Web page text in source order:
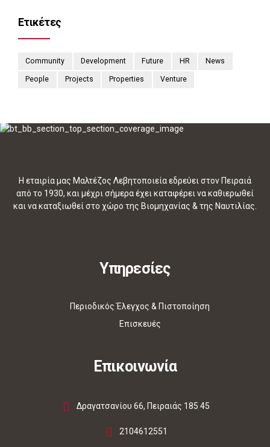
Ετικέτες
Community Development Future HR News
People Projects Properties Venture
Η εταιρία μας Μαλτέζος Λεβητοποιεία εδρεύει στον Πειραιά
από το 1930, και μέχρι σήμερα έχει καταφέρει να καθιερωθεί
και να καταξιωθεί στο χώρο της Βιομηχανίας & της Ναυτιλίας.
Υπηρεσίες
Περιοδικός Έλεγχος & Πιστοποίηση
Επισκευές
Επικοινωνία
Δραγατσανίου 66, Πειραιάς 185 45
2104612551